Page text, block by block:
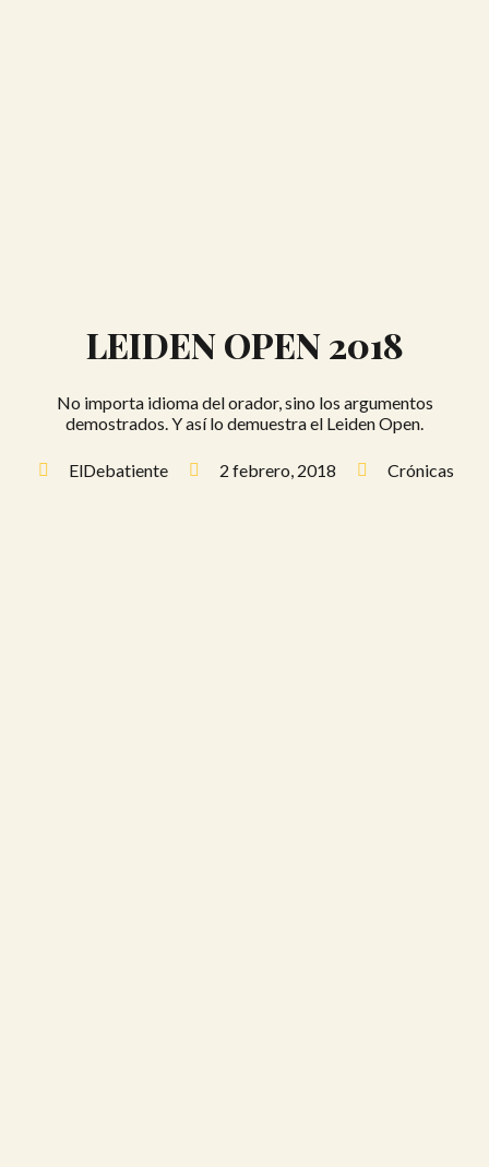
LEIDEN OPEN 2018
No importa idioma del orador, sino los argumentos
demostrados. Y así lo demuestra el Leiden Open.
ElDebatiente 2 febrero, 2018 Crónicas